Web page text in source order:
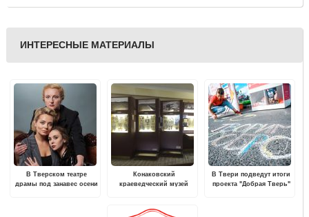
ИНТЕРЕСНЫЕ МАТЕРИАЛЫ
В Тверском театре
драмы под занавес осени
Конаковский
краеведческий музей
В Твери подведут итоги
проекта "Добрая Тверь"